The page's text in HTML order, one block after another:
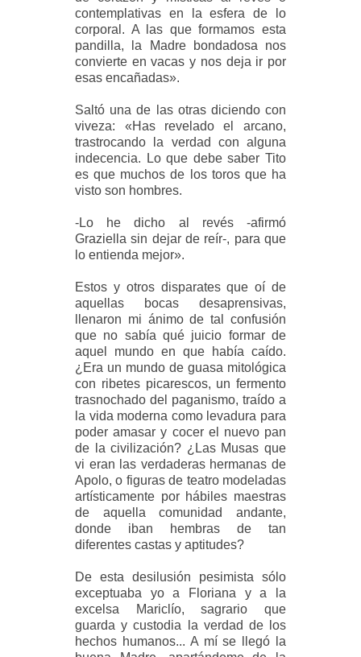
contemplativas en la esfera de lo
corporal. A las que formamos esta
pandilla, la Madre bondadosa nos
convierte en vacas y nos deja ir por
esas encañadas».
Saltó una de las otras diciendo con
viveza: «Has revelado el arcano,
trastrocando la verdad con alguna
indecencia. Lo que debe saber Tito
es que muchos de los toros que ha
visto son hombres.
-Lo he dicho al revés -afirmó
Graziella sin dejar de reír-, para que
lo entienda mejor».
Estos y otros disparates que oí de
aquellas bocas desaprensivas,
llenaron mi ánimo de tal confusión
que no sabía qué juicio formar de
aquel mundo en que había caído.
¿Era un mundo de guasa mitológica
con ribetes picarescos, un fermento
trasnochado del paganismo, traído a
la vida moderna como levadura para
poder amasar y cocer el nuevo pan
de la civilización? ¿Las Musas que
vi eran las verdaderas hermanas de
Apolo, o figuras de teatro modeladas
artísticamente por hábiles maestras
de aquella comunidad andante,
donde iban hembras de tan
diferentes castas y aptitudes?
De esta desilusión pesimista sólo
exceptuaba yo a Floriana y a la
excelsa Mariclío, sagrario que
guarda y custodia la verdad de los
hechos humanos... A mí se llegó la